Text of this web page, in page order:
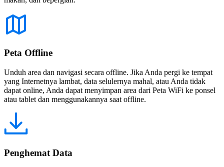
Peta Offline
Unduh area dan navigasi secara offline. Jika Anda pergi ke tempat
yang Internetnya lambat, data selulernya mahal, atau Anda tidak
dapat online, Anda dapat menyimpan area dari Peta WiFi ke ponsel
atau tablet dan menggunakannya saat offline.
Penghemat Data